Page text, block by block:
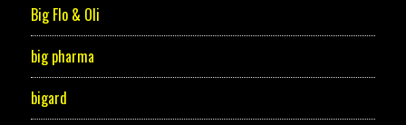
Big Flo & Oli
big pharma
bigard